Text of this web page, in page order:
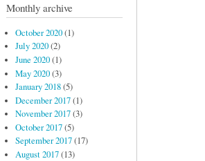
Monthly archive
October 2020(1)
July 2020(2)
June 2020(1)
May 2020(3)
January 2018(5)
December 2017(1)
November 2017(3)
October 2017(5)
September 2017(17)
August 2017(13)